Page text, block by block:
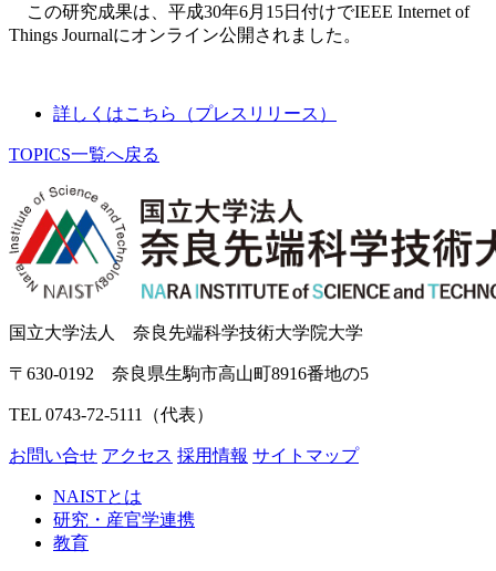
この研究成果は、平成30年6月15日付けでIEEE Internet of
Things Journalにオンライン公開されました。
詳しくはこちら（プレスリリース）
TOPICS一覧へ戻る
国立大学法人 奈良先端科学技術大学院大学
〒630-0192 奈良県生駒市高山町8916番地の5
TEL 0743-72-5111（代表）
お問い合せ アクセス 採用情報 サイトマップ
NAISTとは
研究・産官学連携
教育